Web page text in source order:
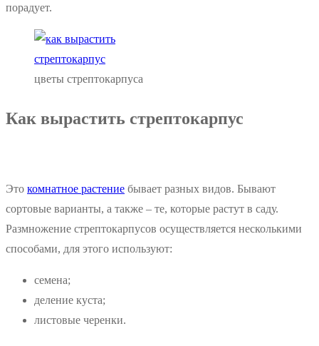
порадует.
цветы стрептокарпуса
Как вырастить стрептокарпус
Это комнатное растение бывает разных видов. Бывают
сортовые варианты, а также – те, которые растут в саду.
Размножение стрептокарпусов осуществляется несколькими
способами, для этого используют:
семена;
деление куста;
листовые черенки.